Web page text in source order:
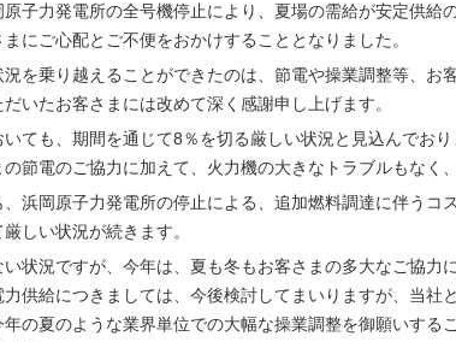
子力発電所の全号機停止により、夏場の需給が安定供給
にご心配とご不便をおかけすることとなりました。
況を乗り越えることができたのは、節電や操業調整等、お
いたお客さまには改めて深く感謝申し上げます。
いても、期間を通じて8％を切る厳しい状況と見込んでお
節電のご協力に加えて、火力機の大きなトラブルもなく
、浜岡原子力発電所の停止による、追加燃料調達に伴うコ
しい状況が続きます。
状況ですが、今年は、夏も冬もお客さまの多大なご協力
力供給につきましては、今後検討してまいりますが、当社
年の夏のような業界単位での大幅な操業調整を御願いする